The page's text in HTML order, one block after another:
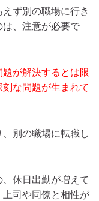
えず別の職場に行き
、注意が必要で
が解決するとは限
な問題が生まれて
別の職場に転職し
休日出勤が増えて
司や同僚と相性が